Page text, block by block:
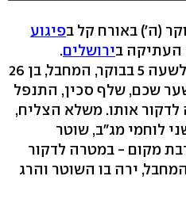
(ה') באורח קל בפיגוע
העתיקה בירושלים.
מהמשטרה נמסר כי סמוך לשעה 5 בבוקר, המחבל, בן 26
שכם, שלף סכין, התנפל
לדקור אותו. משלא הצליח,
לוחמי מג"ב, שוטר
מקום - במטרה לדקור
ירה בו השוטר והרג